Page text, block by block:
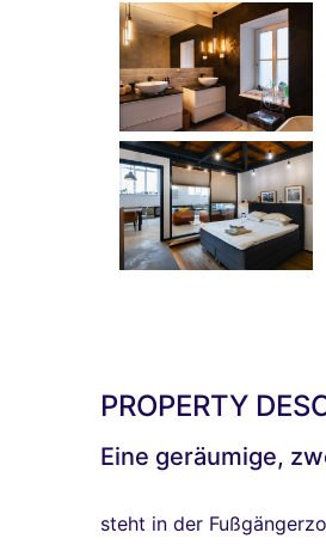
PROPERTY
Eine geräumige,
steht in der